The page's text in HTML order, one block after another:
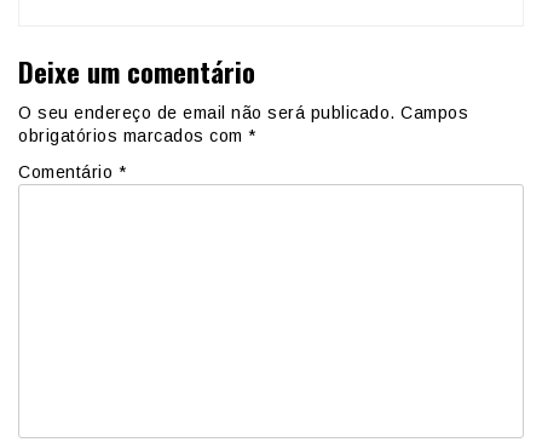
Deixe um comentário
O seu endereço de email não será publicado. Campos
obrigatórios marcados com *
Comentário *